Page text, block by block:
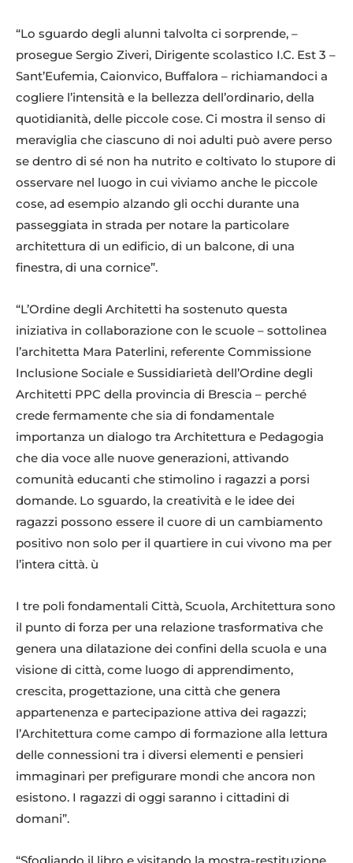
“Lo sguardo degli alunni talvolta ci sorprende, –
prosegue Sergio Ziveri, Dirigente scolastico I.C. Est 3 –
Sant’Eufemia, Caionvico, Buffalora – richiamandoci a
cogliere l’intensità e la bellezza dell’ordinario, della
quotidianità, delle piccole cose. Ci mostra il senso di
meraviglia che ciascuno di noi adulti può avere perso
se dentro di sé non ha nutrito e coltivato lo stupore di
osservare nel luogo in cui viviamo anche le piccole
cose, ad esempio alzando gli occhi durante una
passeggiata in strada per notare la particolare
architettura di un edificio, di un balcone, di una
finestra, di una cornice”.
“L’Ordine degli Architetti ha sostenuto questa
iniziativa in collaborazione con le scuole – sottolinea
l’architetta Mara Paterlini, referente Commissione
Inclusione Sociale e Sussidiarietà dell’Ordine degli
Architetti PPC della provincia di Brescia – perché
crede fermamente che sia di fondamentale
importanza un dialogo tra Architettura e Pedagogia
che dia voce alle nuove generazioni, attivando
comunità educanti che stimolino i ragazzi a porsi
domande. Lo sguardo, la creatività e le idee dei
ragazzi possono essere il cuore di un cambiamento
positivo non solo per il quartiere in cui vivono ma per
l’intera città. ù
I tre poli fondamentali Città, Scuola, Architettura sono
il punto di forza per una relazione trasformativa che
genera una dilatazione dei confini della scuola e una
visione di città, come luogo di apprendimento,
crescita, progettazione, una città che genera
appartenenza e partecipazione attiva dei ragazzi;
l’Architettura come campo di formazione alla lettura
delle connessioni tra i diversi elementi e pensieri
immaginari per prefigurare mondi che ancora non
esistono. I ragazzi di oggi saranno i cittadini di
domani”.